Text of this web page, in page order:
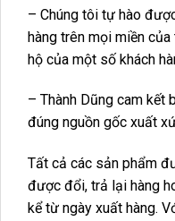
– Chúng tôi tự hào
hàng trên mọi miền
hộ của một số khách
– Thành Dũng cam kết
đúng nguồn gốc xuất
Tất cả các sản phẩm
được đổi, trả lại hàng
kể từ ngày xuất hàng.